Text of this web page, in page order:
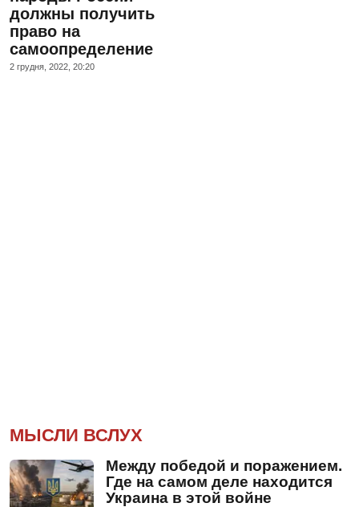
должны получить
право на
самоопределение
2 грудня, 2022, 20:20
МЫСЛИ ВСЛУХ
Между победой и поражением.
Где на самом деле находится
Украина в этой войне